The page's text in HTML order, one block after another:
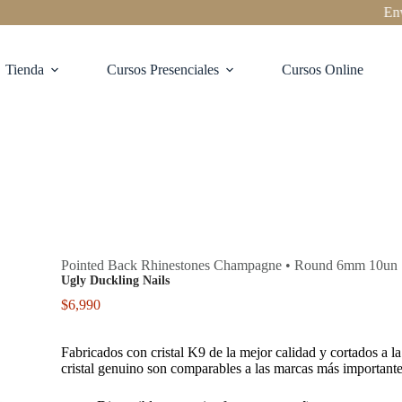
Tienda Cursos Presenciales Cursos Online
Pointed Back Rhinestones Champagne • Round 6mm 10un
Ugly Duckling Nails
$6,990
Fabricados con cristal K9 de la mejor calidad y cortados a
cristal genuino son comparables a las marcas más